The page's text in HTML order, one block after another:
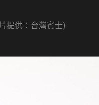
提供：台灣賓士)